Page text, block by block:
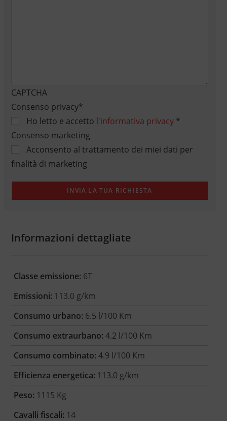
CAPTCHA
Consenso privacy*
Ho letto e accetto l'informativa privacy*
Consenso marketing
Acconsento al trattamento dei miei dati per
finalità di marketing
Informazioni dettagliate
Classe emissione: 6T
Emissioni: 113.0 g/km
Consumo urbano: 6.5 l/100 Km
Consumo extraurbano: 4.2 l/100 Km
Consumo combinato: 4.9 l/100 Km
Efficienza energetica: 113.0 g/km
Peso: 1115 Kg
Cavalli fiscali: 14